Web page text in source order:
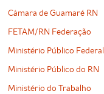
Câmara de Guamaré RN
FETAM/RN Federação
Ministério Público Federal
Ministério Público do RN
Ministério do Trabalho